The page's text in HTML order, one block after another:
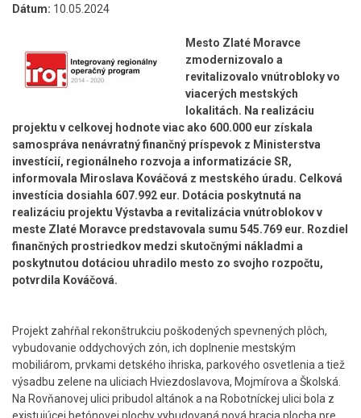
na
Dátum: 10.05.2024
Mesto Zlaté Moravce
zmodernizovalo a
revitalizovalo vnútrobloky vo
viacerých mestských
lokalitách. Na realizáciu
projektu v celkovej hodnote viac ako 600.000 eur získala
samospráva nenávratný finančný príspevok z Ministerstva
investícií, regionálneho rozvoja a informatizácie SR,
informovala Miroslava Kováčová z mestského úradu. Celková
investícia dosiahla 607.992 eur. Dotácia poskytnutá na
realizáciu projektu Výstavba a revitalizácia vnútroblokov v
meste Zlaté Moravce predstavovala sumu 545.769 eur. Rozdiel
finančných prostriedkov medzi skutočnými nákladmi a
poskytnutou dotáciou uhradilo mesto zo svojho rozpočtu,
potvrdila Kováčová.
Projekt zahŕňal rekonštrukciu poškodených spevnených plôch,
vybudovanie oddychových zón, ich doplnenie mestským
mobiliárom, prvkami detského ihriska, parkového osvetlenia a tiež
výsadbu zelene na uliciach Hviezdoslavova, Mojmírova a Školská.
Na Rovňanovej ulici pribudol altánok a na Robotníckej ulici bola z